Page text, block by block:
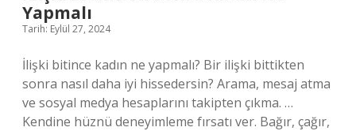
Yapmalı
Tarih: Eylül 27, 2024
İlişki bitince kadın ne yapmalı? Bir ilişki bittikten
sonra nasıl daha iyi hissedersin? Arama, mesaj atma
ve sosyal medya hesaplarını takipten çıkma. …
Kendine hüznü deneyimleme fırsatı ver. Bağır, çağır,